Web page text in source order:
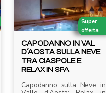
Super
offerta
CAPODANNO IN VAL
D’AOSTA SULLA NEVE
TRA CIASPOLE E
RELAX IN SPA
Capodanno sulla Neve in